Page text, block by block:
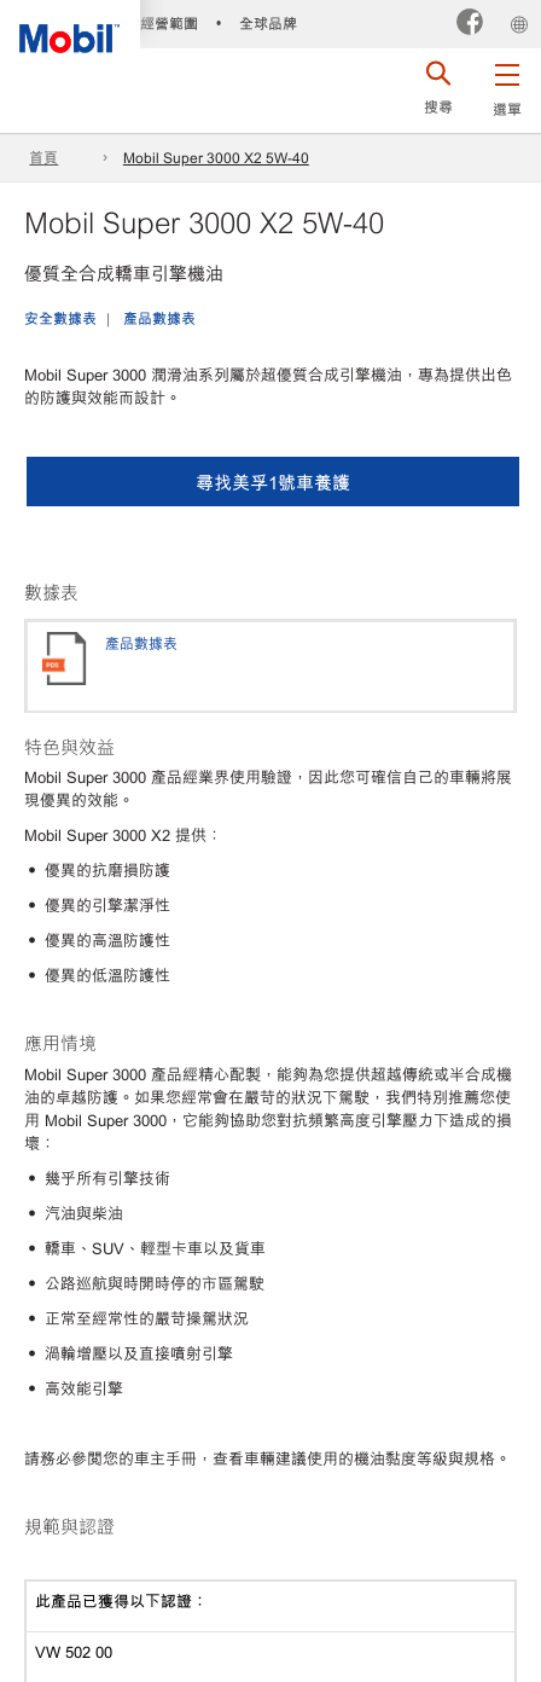
經營範圍 • 全球品牌
選單
搜尋
首頁 Mobil Super 3000 X2 5W-40
Mobil Super 3000 X2 5W-40
優質全合成轎車引擎機油
安全數據表 產品數據表
Mobil Super 3000 潤滑油系列屬於超優質合成引擎機油，專為提供出色
的防護與效能而設計。
尋找美孚1號車養護
數據表
產品數據表
特色與效益
Mobil Super 3000 產品經業界使用驗證，因此您可確信自己的車輛將展
現優異的效能。
Mobil Super 3000 X2 提供：
• 優異的抗磨損防護
• 優異的引擎潔淨性
• 優異的高溫防護性
• 優異的低溫防護性
應用情境
Mobil Super 3000 產品經精心配製，能夠為您提供超越傳統或半合成機
油的卓越防護。如果您經常會在嚴苛的狀況下駕駛，我們特別推薦您使
用 Mobil Super 3000，它能夠協助您對抗頻繁高度引擎壓力下造成的損
壞：
• 幾乎所有引擎技術
• 汽油與柴油
• 轎車、SUV、輕型卡車以及貨車
• 公路巡航與時開時停的市區駕駛
• 正常至經常性的嚴苛操駕狀況
• 渦輪增壓以及直接噴射引擎
• 高效能引擎
請務必參閱您的車主手冊，查看車輛建議使用的機油黏度等級與規格。
規範與認證
此產品已獲得以下認證：
VW 502 00